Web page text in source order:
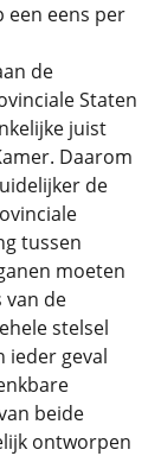
een eens per
de
Staten
juist
Daarom
de
tussen
moeten
van de
stelsel
ieder geval
beide
ontworpen